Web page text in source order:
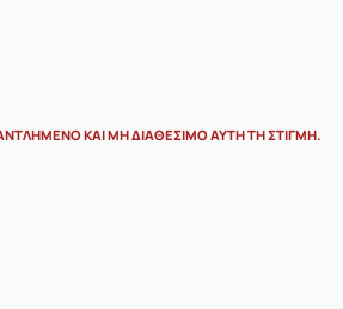
ΚΑΙ ΜΗ ΔΙΑΘΈΣΙΜΟ ΑΥΤΉ ΤΗ ΣΤΙΓΜΉ.